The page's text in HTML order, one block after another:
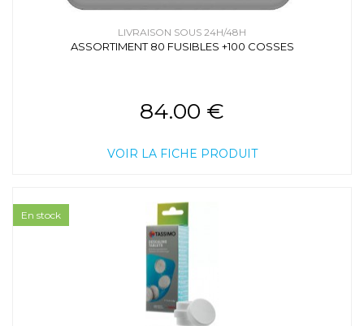
LIVRAISON SOUS 24H/48H
ASSORTIMENT 80 FUSIBLES +100 COSSES
84.00 €
VOIR LA FICHE PRODUIT
En stock